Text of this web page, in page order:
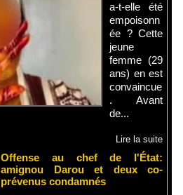
a-t-elle été
empoisonn
ée ? Cette
jeune
femme (29
ans) en est
convaincue
. Avant
de...
Lire la suite
Offense au chef de l'État:
amignou Darou et deux co-
prévenus condamnés